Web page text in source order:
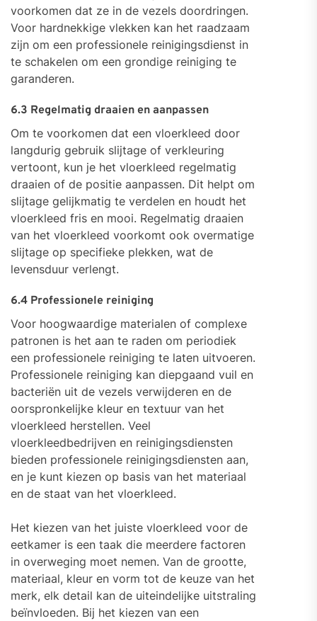
voorkomen dat ze in de vezels doordringen.
Voor hardnekkige vlekken kan het raadzaam
zijn om een professionele reinigingsdienst in
te schakelen om een grondige reiniging te
garanderen.
6.3 Regelmatig draaien en aanpassen
Om te voorkomen dat een vloerkleed door
langdurig gebruik slijtage of verkleuring
vertoont, kun je het vloerkleed regelmatig
draaien of de positie aanpassen. Dit helpt om
slijtage gelijkmatig te verdelen en houdt het
vloerkleed fris en mooi. Regelmatig draaien
van het vloerkleed voorkomt ook overmatige
slijtage op specifieke plekken, wat de
levensduur verlengt.
6.4 Professionele reiniging
Voor hoogwaardige materialen of complexe
patronen is het aan te raden om periodiek
een professionele reiniging te laten uitvoeren.
Professionele reiniging kan diepgaand vuil en
bacteriën uit de vezels verwijderen en de
oorspronkelijke kleur en textuur van het
vloerkleed herstellen. Veel
vloerkleedbedrijven en reinigingsdiensten
bieden professionele reinigingsdiensten aan,
en je kunt kiezen op basis van het materiaal
en de staat van het vloerkleed.
Het kiezen van het juiste vloerkleed voor de
eetkamer is een taak die meerdere factoren
in overweging moet nemen. Van de grootte,
materiaal, kleur en vorm tot de keuze van het
merk, elk detail kan de uiteindelijke uitstraling
beïnvloeden. Bij het kiezen van een